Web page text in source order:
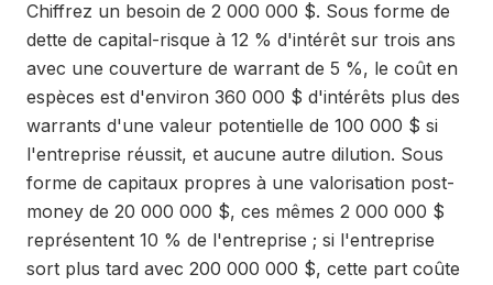
Chiffrez un besoin de 2 000 000 $. Sous forme de
dette de capital-risque à 12 % d'intérêt sur trois ans
avec une couverture de warrant de 5 %, le coût en
espèces est d'environ 360 000 $ d'intérêts plus des
warrants d'une valeur potentielle de 100 000 $ si
l'entreprise réussit, et aucune autre dilution. Sous
forme de capitaux propres à une valorisation post-
money de 20 000 000 $, ces mêmes 2 000 000 $
représentent 10 % de l'entreprise ; si l'entreprise
sort plus tard avec 200 000 000 $, cette part coûte